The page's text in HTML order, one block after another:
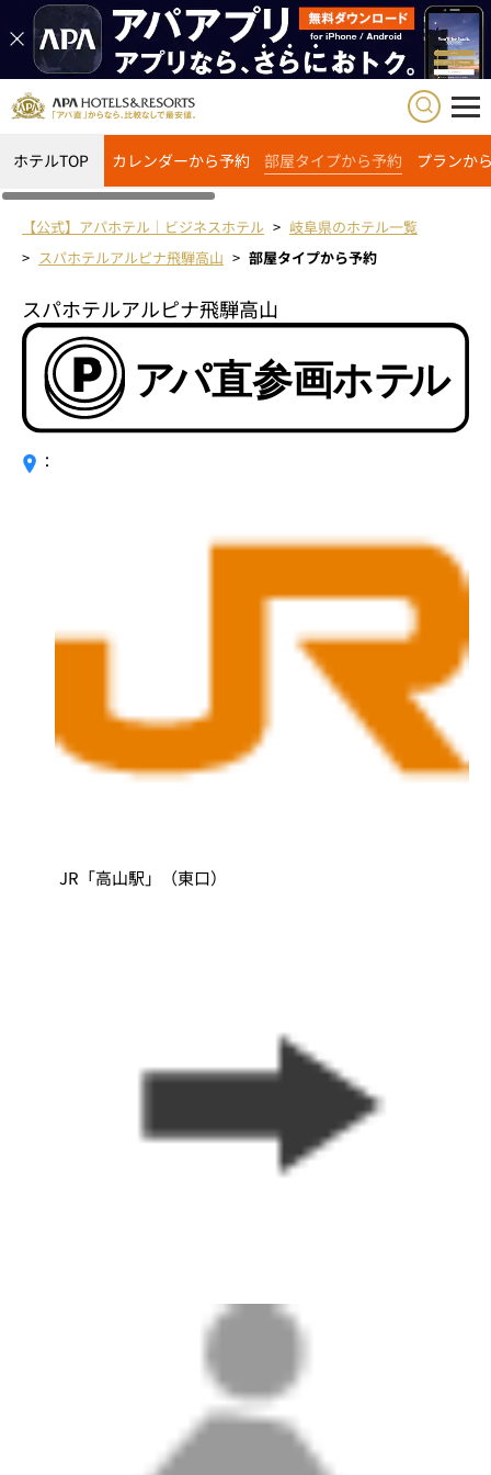
ホテルTOP カレンダーから予約 部屋タイプから予約 プランか
【公式】アパホテル｜ビジネスホテル
岐阜県のホテル一覧
スパホテルアルピナ飛騨高山
部屋タイプから予約
スパホテルアルピナ飛騨高山
：
JR「高山駅」（東口）